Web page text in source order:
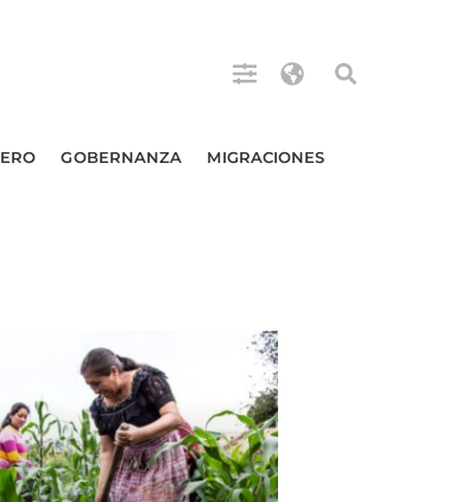
GOBERNANZA MIGRACIONES